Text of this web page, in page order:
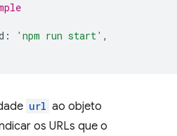
: 'npm run start' ,
url ao objeto
os URLs que o